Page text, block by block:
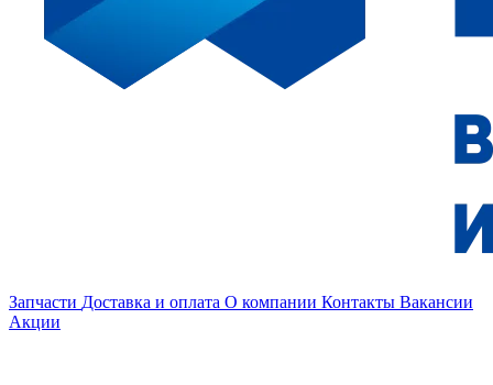
Запчасти Доставка и оплата О компании Контакты Вакансии
Акции